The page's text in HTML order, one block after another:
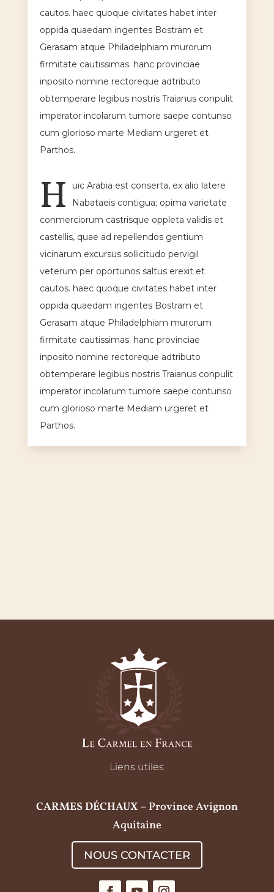
cautos. haec quoque civitates habet inter
oppida quaedam ingentes Bostram et
Gerasam atque Philadelphiam murorum
firmitate cautissimas. hanc provinciae
inposito nomine rectoreque adtributo
obtemperare legibus nostris Traianus conpulit
imperator incolarum tumore saepe contunso
cum glorioso marte Mediam urgeret et
Parthos.
H
uic Arabia est conserta, ex alio latere
Nabataeis contigua; opima varietate
conmerciorum castrisque oppleta validis et
castellis, quae ad repellendos gentium
vicinarum excursus sollicitudo pervigil
veterum per oportunos saltus erexit et
cautos. haec quoque civitates habet inter
oppida quaedam ingentes Bostram et
Gerasam atque Philadelphiam murorum
firmitate cautissimas. hanc provinciae
inposito nomine rectoreque adtributo
obtemperare legibus nostris Traianus conpulit
imperator incolarum tumore saepe contunso
cum glorioso marte Mediam urgeret et
Parthos.
Liens utiles
CARMES DÉCHAUX– Province Avignon
Aquitaine
NOUS CONTACTER